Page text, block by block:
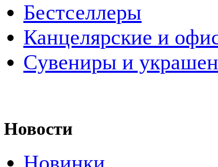
Бестселлеры
Канцелярские и
Cувениры и
Новости